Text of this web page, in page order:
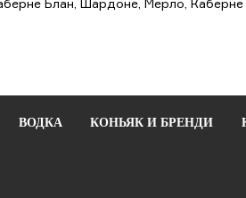
Блан, Шардоне, Мерло,
ВОДКА КОНЬЯК И БРЕНДИ